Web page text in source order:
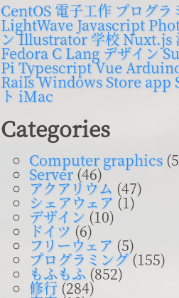
CentOS 電子工作 プログラ
LightWaveJavascript
ン Illustrator 学校 Nuxt.js
Fedora C Lang デザイン
Pi TypescriptVue
RailsWindows Store app
ト iMac
Categories
Computer graphics
Server(46)
アクアリウム (47)
シェアウェア (1)
デザイン (10)
ドイツ (6)
フリーウェア (5)
プログラミング(155)
もふもふ (852)
修行 (284)